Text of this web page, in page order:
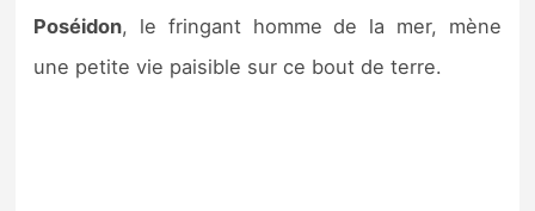
Poséidon, le fringant homme de la mer, mène
une petite vie paisible sur ce bout de terre.